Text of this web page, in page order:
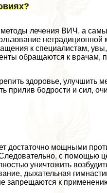
методы лечения ВИЧ, а
нетрадиционной
к специалистам, увы,
обращаются к врачам,
здоровье, улучшить
прилив бодрости и сил,
достаточно мощными
с помощью
уничтожить
дыхательная
запрещаются к